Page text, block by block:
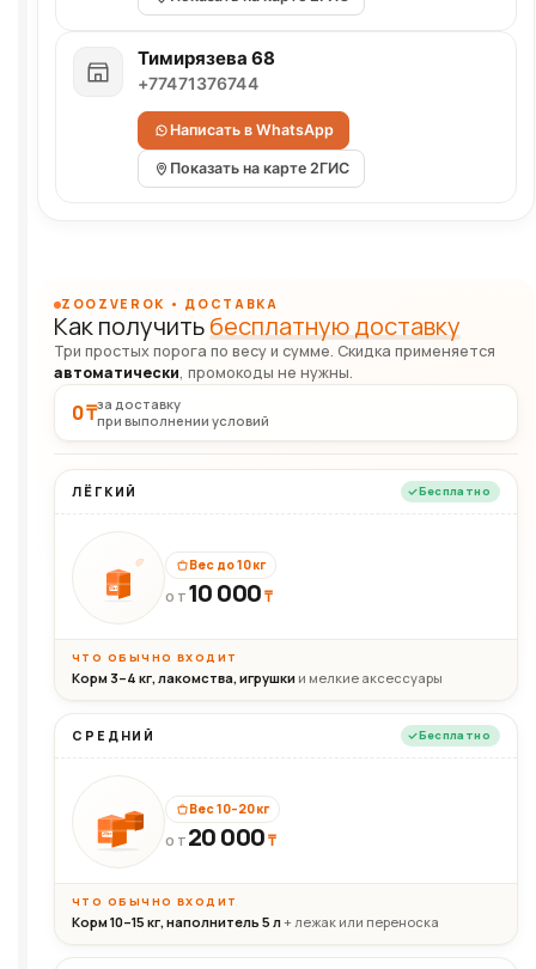
Тимирязева 68
+77471376744
Написать в WhatsApp
Показать на карте 2ГИС
ZOOZVEROK • ДОСТАВКА
Как получитьбесплатную доставку
Три простых порога по весу и сумме. Скидка применяется
автоматически, промокоды не нужны.
0 ₸за доставку
при выполнении условий
ЛЁГКИЙ Бесплатно
10кг
Вес до 10 кг
ОТ 10 000₸
ЧТО ОБЫЧНО ВХОДИТ
Корм 3–4 кг, лакомства, игрушки и мелкие аксессуары
СРЕДНИЙ Бесплатно
20кг
Вес 10–20 кг
ОТ 20 000₸
ЧТО ОБЫЧНО ВХОДИТ
Корм 10–15 кг, наполнитель 5 л+ лежак или переноска